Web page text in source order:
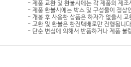
- 제품 교환 및 환불시에는 각 제품의 제
- 제품 환불시에는 박스 및 구성물이 정상
- 개봉 후 사용한 상품은 하자가 없을시
- 교환 및 환불은 한진택배로만 진행됩니
- 단순 변심에 의해서 반품하거나 제품